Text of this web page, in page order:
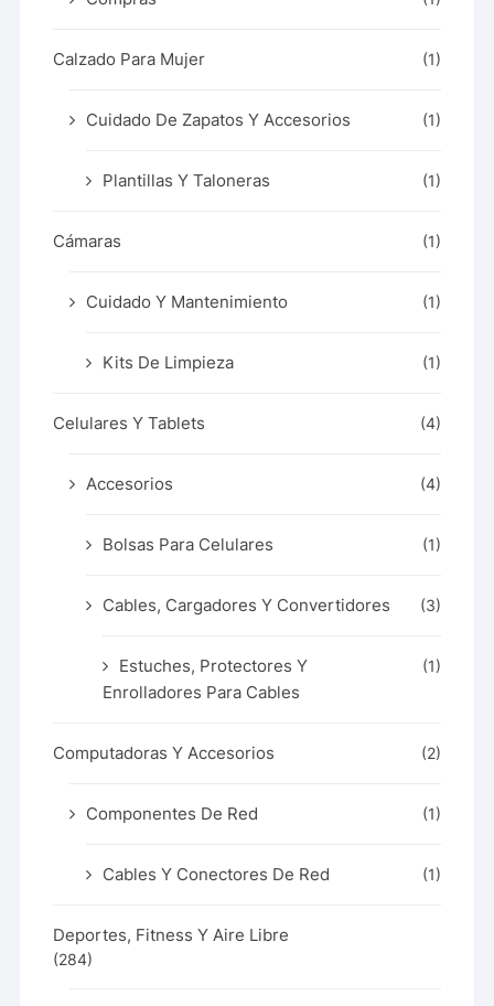
Calzado Para Mujer (1)
Cuidado De Zapatos Y Accesorios (1)
Plantillas Y Taloneras (1)
Cámaras (1)
Cuidado Y Mantenimiento (1)
Kits De Limpieza (1)
Celulares Y Tablets (4)
Accesorios (4)
Bolsas Para Celulares (1)
Cables, Cargadores Y Convertidores (3)
Estuches, Protectores Y
Enrolladores Para Cables
(1)
Computadoras Y Accesorios (2)
Componentes De Red (1)
Cables Y Conectores De Red (1)
Deportes, Fitness Y Aire Libre
(284)